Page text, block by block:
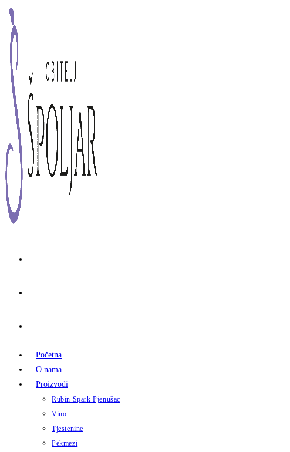
Preskoči
sadržaj
Početna
O nama
Proizvodi
Rubin Spark Pjenušac
Vino
Tjestenine
Pekmezi